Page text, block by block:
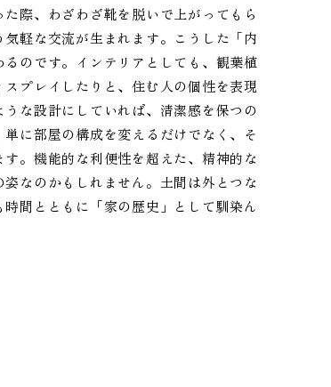
際、わざわざ靴を脱いで上がってもら
軽な交流が生まれます。こうした「内
のです。インテリアとしても、観葉植
プレイしたりと、住む人の個性を表現
な設計にしていれば、清潔感を保つの
に部屋の構成を変えるだけでなく、そ
。機能的な利便性を超えた、精神的な
なのかもしれません。土間は外とつな
間とともに「家の歴史」として馴染ん